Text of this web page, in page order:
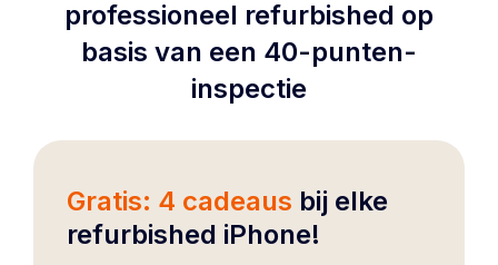
professioneel refurbished op
basis van een 40-punten-
inspectie
Gratis: 4 cadeaus bij elke
refurbished iPhone!